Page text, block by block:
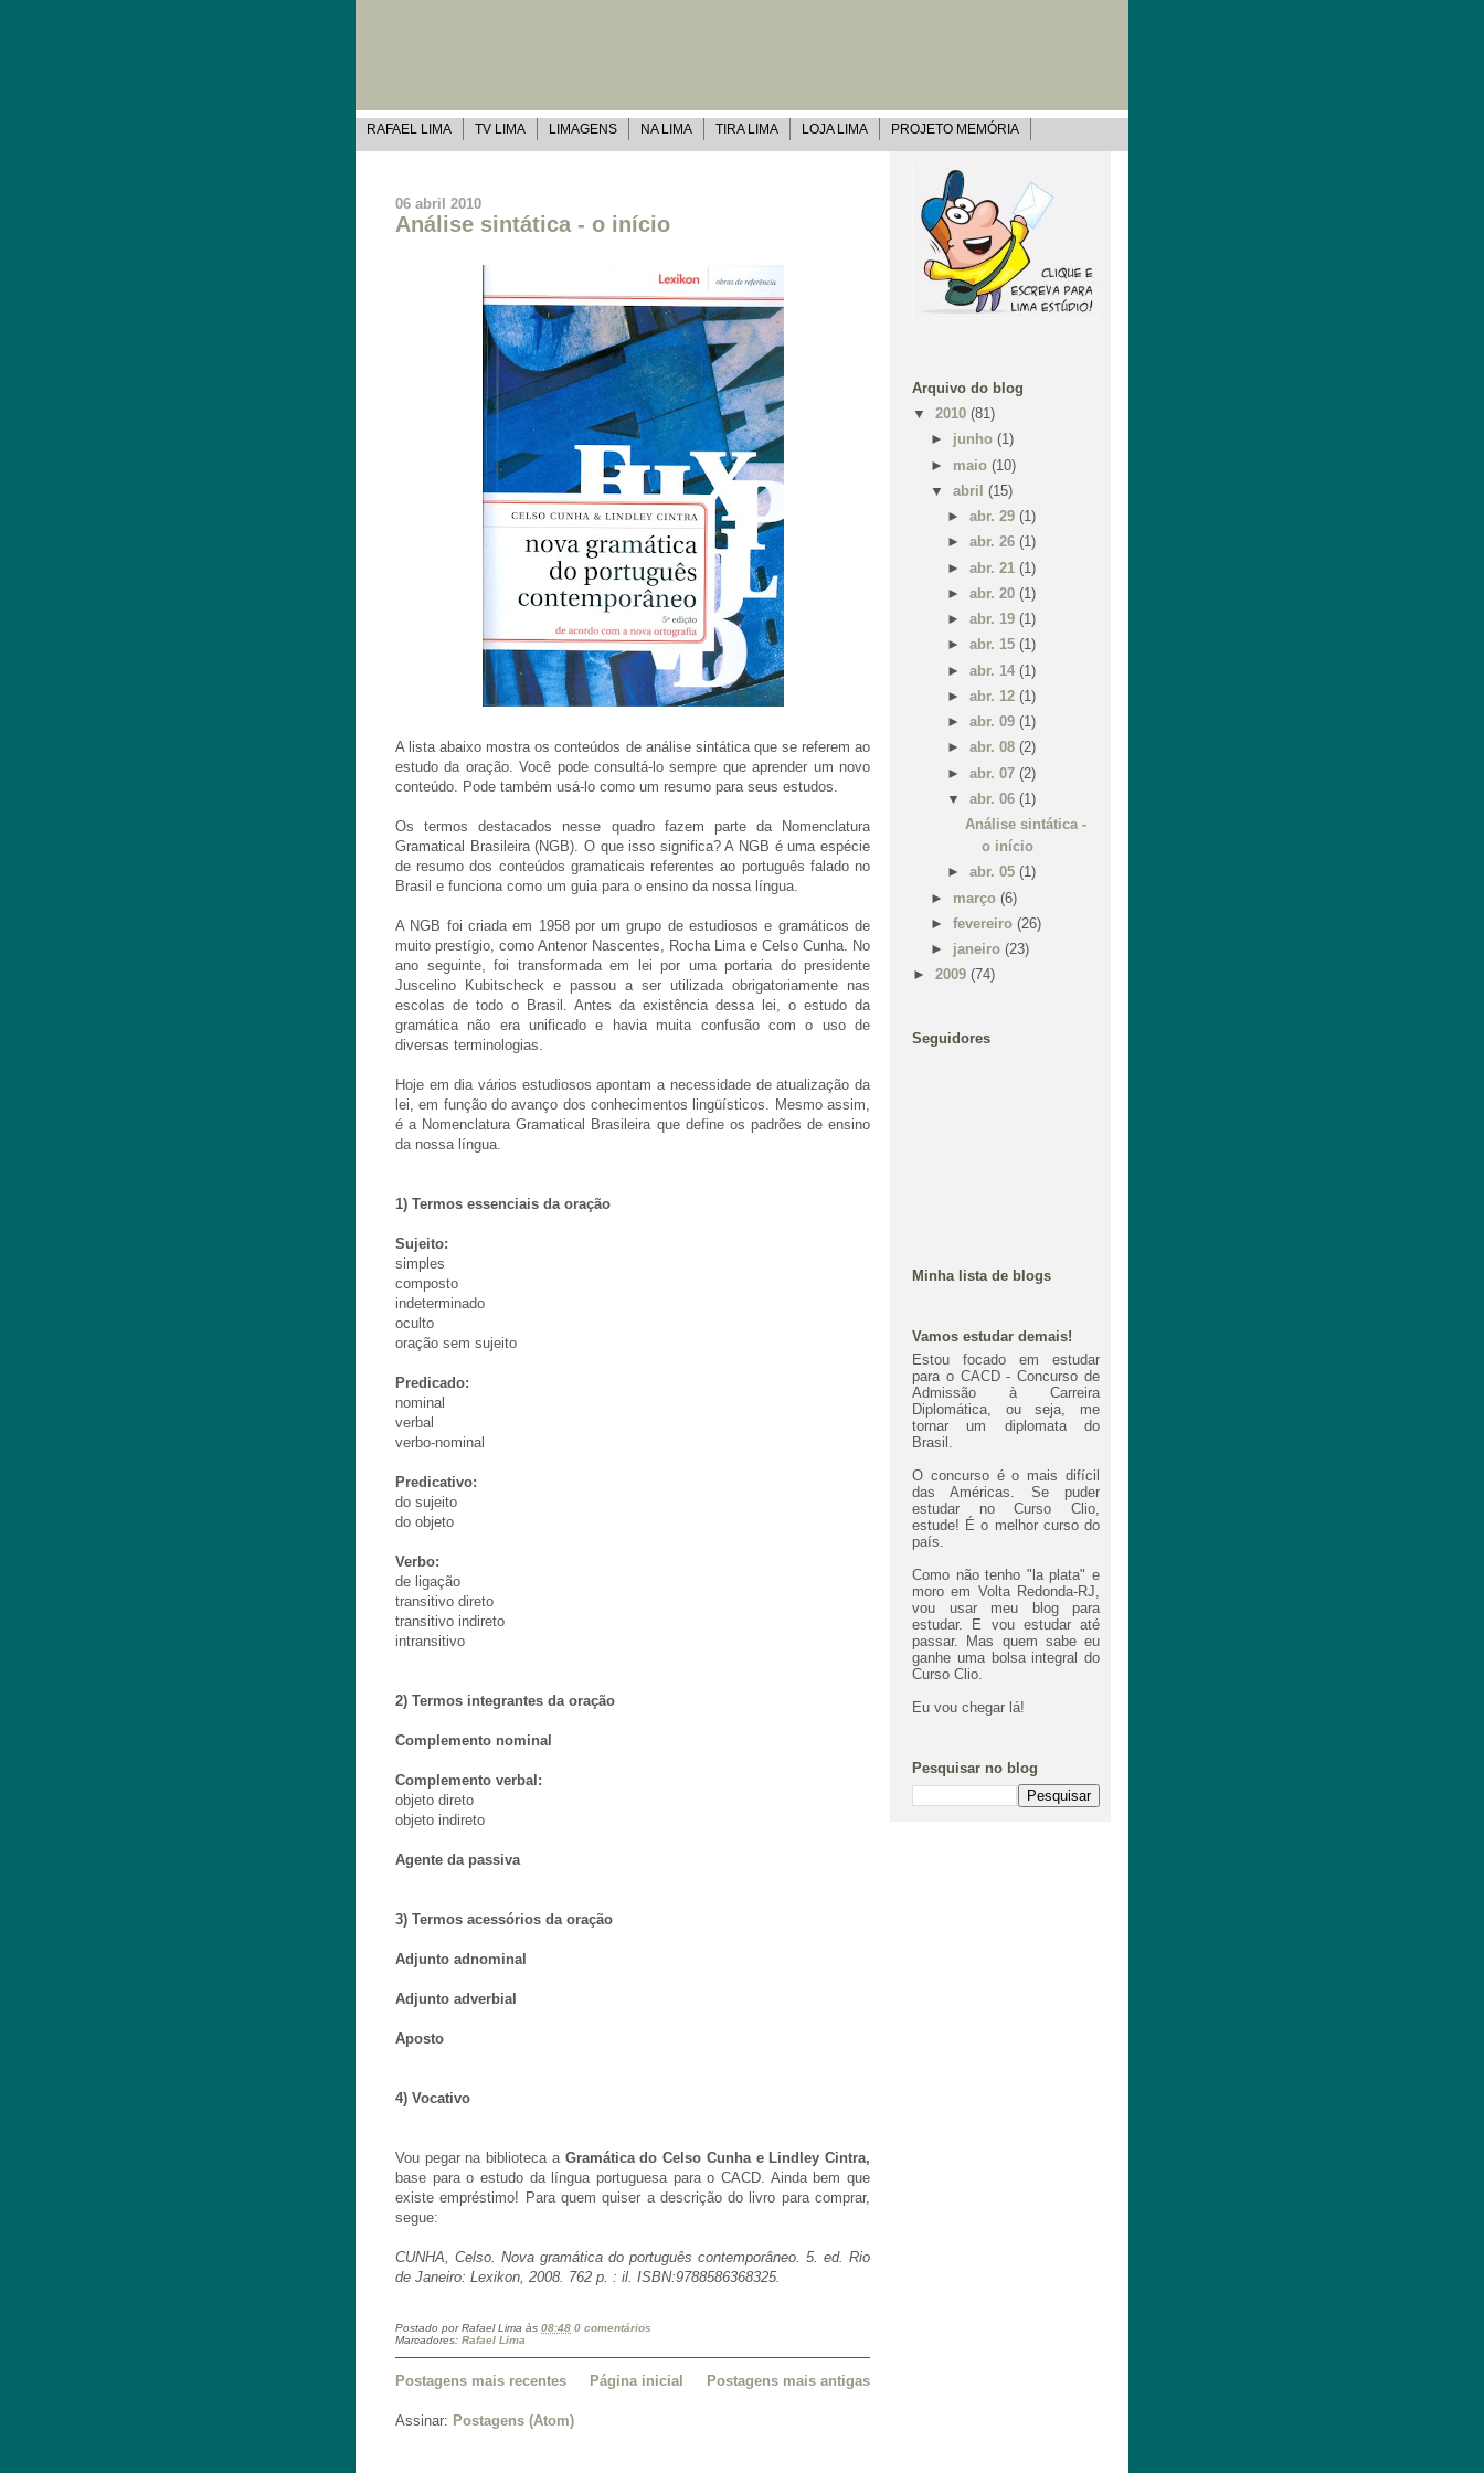
RAFAEL LIMA TV LIMA LIMAGENS NA LIMA TIRA LIMA LOJA LIMA PROJETO MEMÓRIA
06 abril 2010
Análise sintática - o início
A lista abaixo mostra os conteúdos de análise sintática que se referem ao
estudo da oração. Você pode consultá-lo sempre que aprender um novo
conteúdo. Pode também usá-lo como um resumo para seus estudos.
Os termos destacados nesse quadro fazem parte da Nomenclatura
Gramatical Brasileira (NGB). O que isso significa? A NGB é uma espécie
de resumo dos conteúdos gramaticais referentes ao português falado no
Brasil e funciona como um guia para o ensino da nossa língua.
A NGB foi criada em 1958 por um grupo de estudiosos e gramáticos de
muito prestígio, como Antenor Nascentes, Rocha Lima e Celso Cunha. No
ano seguinte, foi transformada em lei por uma portaria do presidente
Juscelino Kubitscheck e passou a ser utilizada obrigatoriamente nas
escolas de todo o Brasil. Antes da existência dessa lei, o estudo da
gramática não era unificado e havia muita confusão com o uso de
diversas terminologias.
Hoje em dia vários estudiosos apontam a necessidade de atualização da
lei, em função do avanço dos conhecimentos lingüísticos. Mesmo assim,
é a Nomenclatura Gramatical Brasileira que define os padrões de ensino
da nossa língua.
1) Termos essenciais da oração
Sujeito:
simples
composto
indeterminado
oculto
oração sem sujeito
Predicado:
nominal
verbal
verbo-nominal
Predicativo:
do sujeito
do objeto
Verbo:
de ligação
transitivo direto
transitivo indireto
intransitivo
2) Termos integrantes da oração
Complemento nominal
Complemento verbal:
objeto direto
objeto indireto
Agente da passiva
3) Termos acessórios da oração
Adjunto adnominal
Adjunto adverbial
Aposto
4) Vocativo
Vou pegar na biblioteca a Gramática do Celso Cunha e Lindley Cintra,
base para o estudo da língua portuguesa para o CACD. Ainda bem que
existe empréstimo! Para quem quiser a descrição do livro para comprar,
segue:
CUNHA, Celso. Nova gramática do português contemporâneo. 5. ed. Rio
de Janeiro: Lexikon, 2008. 762 p. : il. ISBN:9788586368325.
Postado porRafael Lima às 08:48 0 comentários
Marcadores: Rafael Lima
Postagens mais recentes Postagens mais antigas
Página inicial
Assinar: Postagens (Atom)
Arquivo do blog
▼ 2010 (81)
► junho (1)
► maio (10)
▼ abril (15)
►abr. 29(1)
►abr. 26(1)
►abr. 21(1)
►abr. 20(1)
►abr. 19(1)
►abr. 15(1)
►abr. 14(1)
►abr. 12(1)
►abr. 09(1)
►abr. 08(2)
►abr. 07(2)
▼abr. 06(1)
Análise sintática -
o início
►abr. 05(1)
► março (6)
► fevereiro (26)
► janeiro (23)
► 2009 (74)
Seguidores
Minha lista de blogs
Vamos estudar demais!
Estou focado em estudar
para o CACD - Concurso de
Admissão à Carreira
Diplomática, ou seja, me
tornar um diplomata do
Brasil.
O concurso é o mais difícil
das Américas. Se puder
estudar no Curso Clio,
estude! É o melhor curso do
país.
Como não tenho "la plata" e
moro em Volta Redonda-RJ,
vou usar meu blog para
estudar. E vou estudar até
passar. Mas quem sabe eu
ganhe uma bolsa integral do
Curso Clio.
Eu vou chegar lá!
Pesquisar no blog